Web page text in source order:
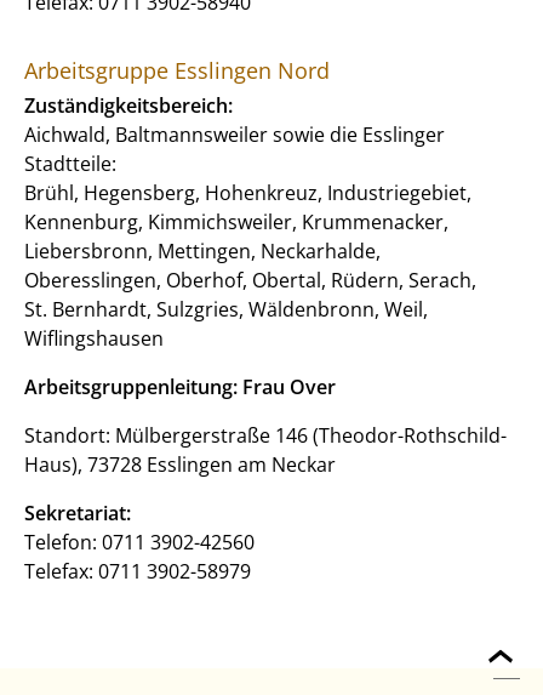
Arbeitsgruppe Esslingen Nord
Zuständigkeitsbereich:
Aichwald, Baltmannsweiler sowie die Esslinger
Stadtteile:
Brühl, Hegensberg, Hohenkreuz, Industriegebiet,
Kennenburg, Kimmichsweiler, Krummenacker,
Liebersbronn, Mettingen, Neckarhalde,
Oberesslingen, Oberhof, Obertal, Rüdern, Serach,
St. Bernhardt, Sulzgries, Wäldenbronn, Weil,
Wiflingshausen
Arbeitsgruppenleitung: Frau Over
Standort: Mülbergerstraße 146 (Theodor-Rothschild-
Haus), 73728 Esslingen am Neckar
Sekretariat:
Telefon: 0711 3902-42560
Telefax: 0711 3902-58979